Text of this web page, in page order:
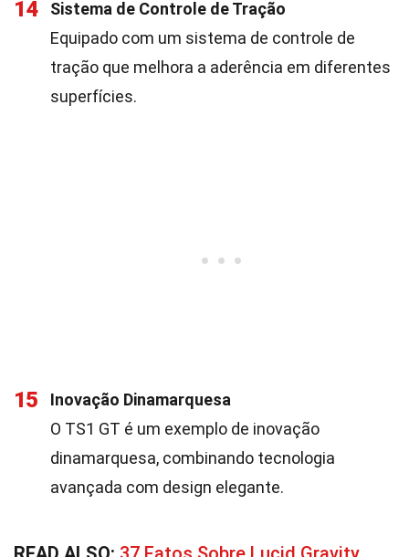
14
Sistema de Controle de Tração
Equipado com um sistema de controle de
tração que melhora a aderência em diferentes
superfícies.
15
Inovação Dinamarquesa
O TS1 GT é um exemplo de inovação
dinamarquesa, combinando tecnologia
avançada com design elegante.